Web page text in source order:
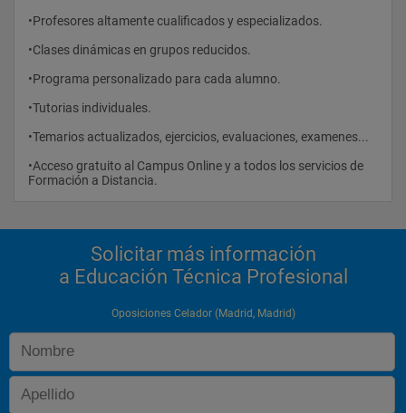
•Profesores altamente cualificados y especializados.
•Clases dinámicas en grupos reducidos.
•Programa personalizado para cada alumno.
•Tutorias individuales.
•Temarios actualizados, ejercicios, evaluaciones, examenes...
•Acceso gratuito al Campus Online y a todos los servicios de
Solicitar más información
a Educación Técnica Profesional
Oposiciones Celador (Madrid, Madrid)